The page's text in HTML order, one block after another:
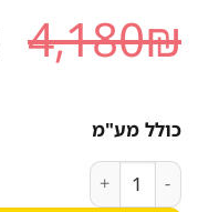
4,180₪
כולל מע"מ
כמות של מכונת כביסה LG WF13314GBC עם קיבולת ענקית של 13 ק"ג - פתח חזית